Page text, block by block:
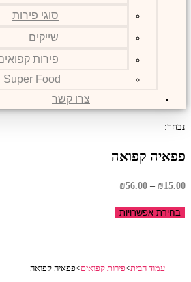
סוגי פירות
שייקים
פירות קפואים
Super Food
צרו קשר
נבחר:
פפאיה קפואה
₪ 15.00
–
₪56.00 טווח
בחירת אפשרויות
עמוד הבית>פירות קפואים>פפאיה קפואה